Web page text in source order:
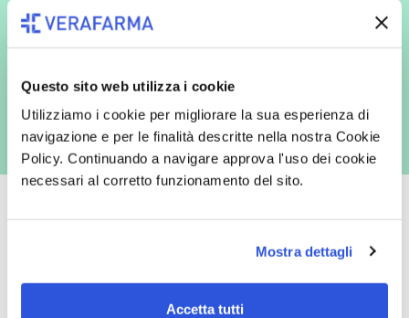
Questo sito web utilizza i cookie
Utilizziamo i cookie per migliorare la sua esperienza di
navigazione e per le finalità descritte nella nostra Cookie
Policy. Continuando a navigare approva l'uso dei cookie
necessari al corretto funzionamento del sito.
Mostra dettagli
Accetta tutti
espressamente al trattamento dei miei dati personali per finalità
commerciali da parte di Verafarma, tra cui invio di comunicazioni
marketing (con modalità telematiche - quali ad es. newsletter ed e-mail
es. posta cartacea)
Catalogo prodotti ampio e completo
Con un acquisto minimo di 29.90 €